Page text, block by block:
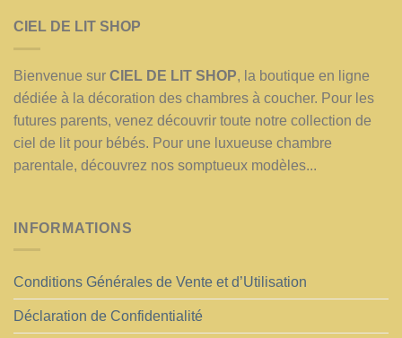
CIEL DE LIT SHOP
Bienvenue sur CIEL DE LIT SHOP, la boutique en ligne
dédiée à la décoration des chambres à coucher. Pour les
futures parents, venez découvrir toute notre collection de
ciel de lit pour bébés. Pour une luxueuse chambre
parentale, découvrez nos somptueux modèles...
INFORMATIONS
Conditions Générales de Vente et d’Utilisation
Déclaration de Confidentialité